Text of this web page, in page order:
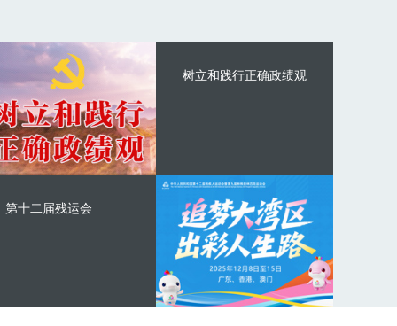
树立和践行正确政绩观
第十二届残运会